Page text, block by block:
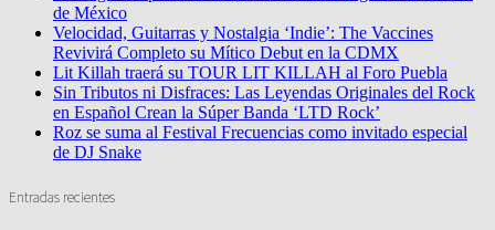
de México
Velocidad, Guitarras y Nostalgia ‘Indie’: The Vaccines
Revivirá Completo su Mítico Debut en la CDMX
Lit Killah traerá su TOUR LIT KILLAH al Foro Puebla
Sin Tributos ni Disfraces: Las Leyendas Originales del Rock
en Español Crean la Súper Banda ‘LTD Rock’
Roz se suma al Festival Frecuencias como invitado especial
de DJ Snake
Entradas recientes